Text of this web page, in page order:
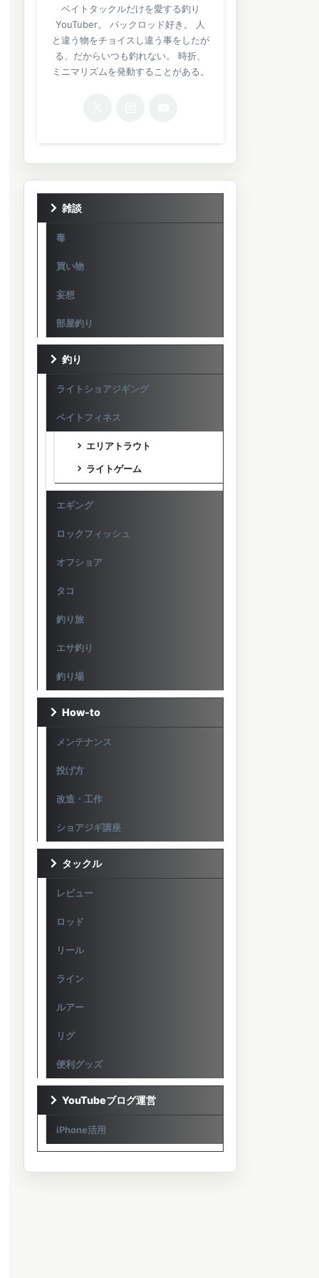
ベイトタックルだけを愛する釣り
YouTuber。 パックロッド好き。 人
と違う物をチョイスし違う事をしたが
る、だからいつも釣れない。 時折、
ミニマリズムを発動することがある。
雑談
毒
買い物
妄想
部屋釣り
釣り
ライトショアジギング
ベイトフィネス
エリアトラウト
ライトゲーム
エギング
ロックフィッシュ
オフショア
タコ
釣り旅
エサ釣り
釣り場
How-to
メンテナンス
投げ方
改造・工作
ショアジギ講座
タックル
レビュー
ロッド
リール
ライン
ルアー
リグ
便利グッズ
YouTubeブログ運営
iPhone活用